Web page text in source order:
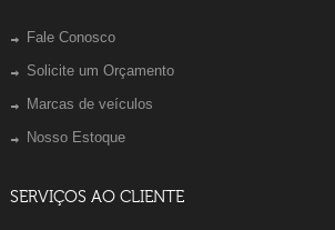
Fale Conosco
Solicite um Orçamento
Marcas de veículos
Nosso Estoque
SERVIÇOS AO CLIENTE